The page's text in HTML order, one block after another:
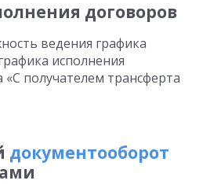
договоров
ведения графика
исполнения
получателем трансферта
документооборот